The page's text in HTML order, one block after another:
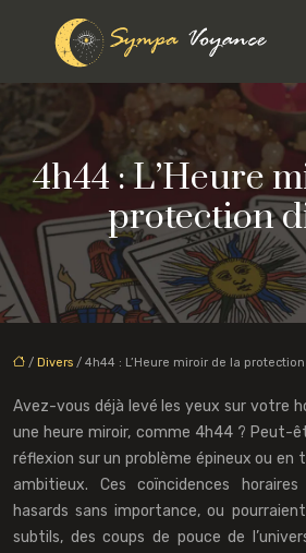
4h44 : L’Heure
protection
/ Divers / 4h44 : L’Heure miroir de la
Avez-vous déjà levé les yeux sur votre
une heure miroir, comme 4h44 ? Peut-
réflexion sur un problème épineux ou en
ambitieux. Ces coïncidences
hasards sans importance, ou
subtils, des coups de pouce de